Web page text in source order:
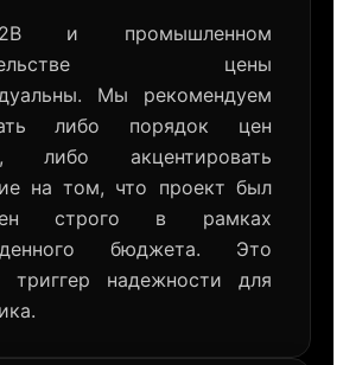
и промышленном
цены
Мы рекомендуем
либо порядок цен
либо акцентировать
на том, что проект был
строго в рамках
бюджета. Это
триггер надежности для